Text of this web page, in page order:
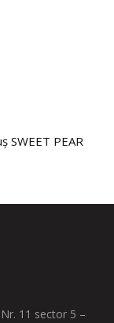
SWEET PEAR
11 sector 5 –